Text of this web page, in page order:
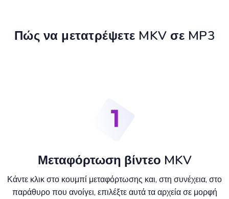
Πώς να μετατρέψετε MKV σε MP3
Μεταφόρτωση βίντεο MKV
Κάντε κλικ στο κουμπί μεταφόρτωσης και, στη συνέχεια, στο
παράθυρο που ανοίγει, επιλέξτε αυτά τα αρχεία σε μορφή